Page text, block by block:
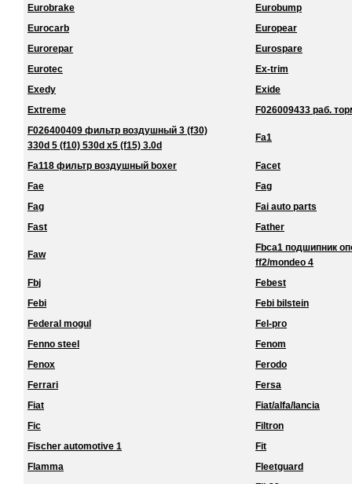
Eurobrake
Eurobump
Eurocarb
Europear
Eurorepar
Eurospare
Eurotec
Ex-trim
Exedy
Exide
Extreme
F026009433 раб.
F026400409 фильтр воздушный 3 (f30)
330d 5 (f10) 530d x5 (f15) 3.0d
Fa1
Fa118 фильтр воздушный boxer
Facet
Fae
Fag
Fag
Fai auto parts
Fast
Father
Faw
Fbca1 подшипник
ff2/mondeo 4
Fbj
Febest
Febi
Febi bilstein
Federal mogul
Fel-pro
Fenno steel
Fenom
Fenox
Ferodo
Ferrari
Fersa
Fiat
Fiat/alfa/lancia
Fic
Filtron
Fischer automotive 1
Fit
Flamma
Fleetguard